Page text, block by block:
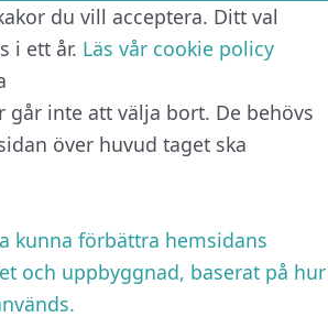
du vill acceptera. Ditt val
i ett år. Läs vår cookie policy
går inte att välja bort. De behövs
över huvud taget ska
kunna förbättra hemsidans
och uppbyggnad, baserat på hur